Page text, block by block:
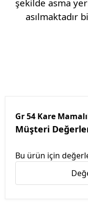
şekilde asma
asılmaktadır
Gr 54 Kare
Müşteri
Bu ürün için